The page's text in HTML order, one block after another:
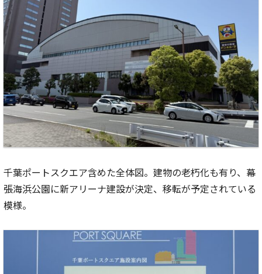
千葉ポートスクエア含めた全体図。建物の老朽化も有り、幕
張海浜公園に新アリーナ建設が決定、移転が予定されている
模様。